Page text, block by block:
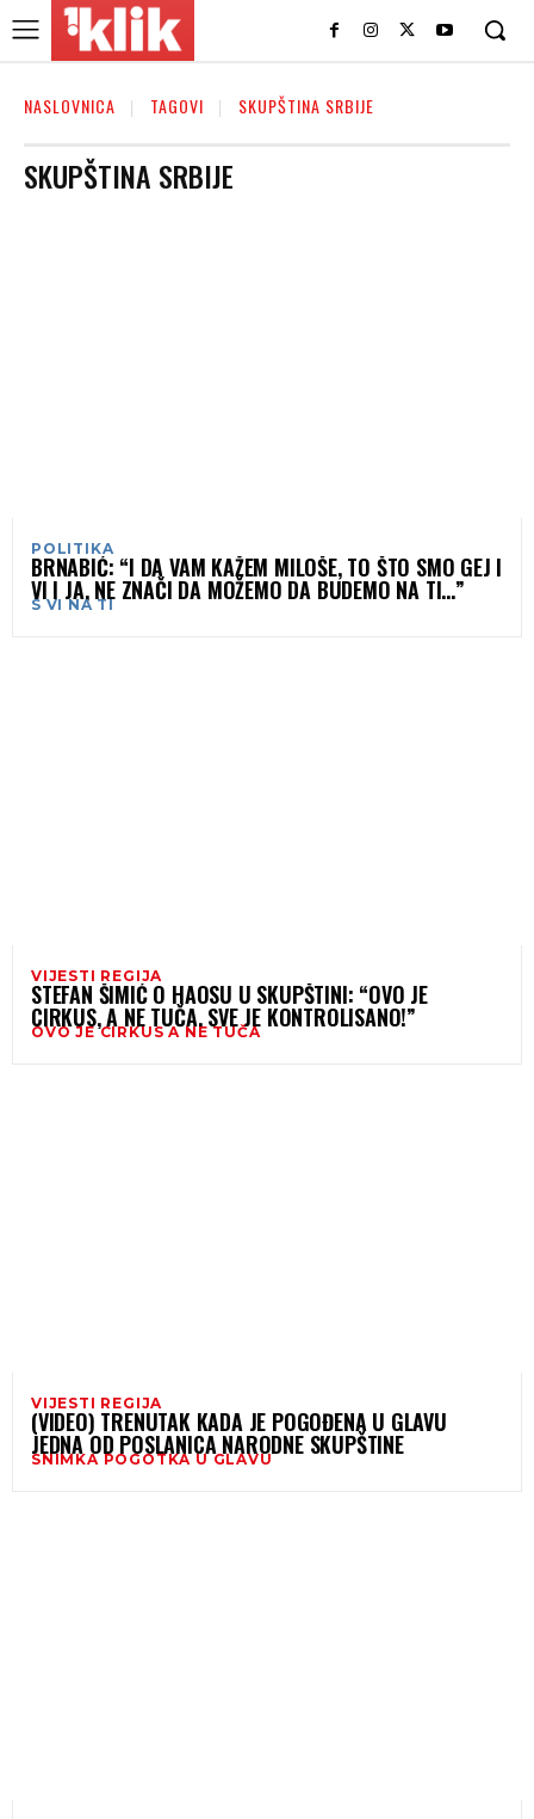
NASLOVNICA TAGOVI SKUPŠTINA SRBIJE
SKUPŠTINA SRBIJE
POLITIKA
BRNABIĆ: “I DA VAM KAŽEM MILOŠE, TO ŠTO SMO GEJ I
VI I JA, NE ZNAČI DA MOŽEMO DA BUDEMO NA TI…”
S VI NA TI
VIJESTI REGIJA
STEFAN ŠIMIĆ O HAOSU U SKUPŠTINI: “OVO JE
CIRKUS, A NE TUČA, SVE JE KONTROLISANO!”
OVO JE CIRKUS A NE TUČA
VIJESTI REGIJA
(VIDEO) TRENUTAK KADA JE POGOĐENA U GLAVU
JEDNA OD POSLANICA NARODNE SKUPŠTINE
SNIMKA POGOTKA U GLAVU